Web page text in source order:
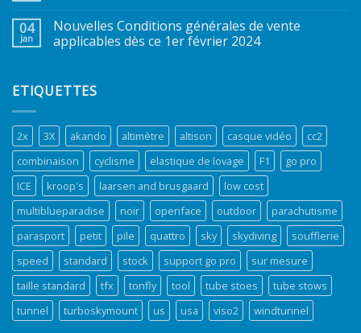
04
Jan
Nouvelles Conditions générales de vente
applicables dès ce 1er février 2024
ETIQUETTES
2x 3X akando altimètre altison casque vidéo
cc2
combinaison
cyclisme elastique de lovage F1
go pro
ICE
kroop's laarsen and brusgaard
low cost
multiblueparadise
noir openface outdoor
parachutisme
parasport
petit pile quattro sky skydiving
soufflerie
speed
standard stock support go pro
sur mesure
taille standard
tfx tonfly tool tube stoes
tube stows
tunnel
turboskymount us usa viso2 windtunnel